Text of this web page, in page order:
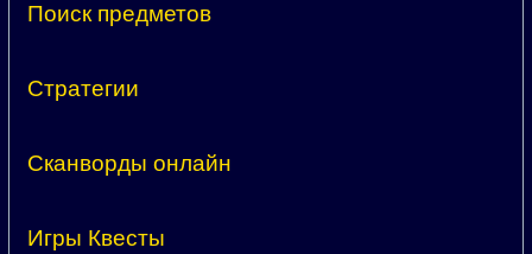
Поиск предметов
Стратегии
Сканворды онлайн
Игры Квесты